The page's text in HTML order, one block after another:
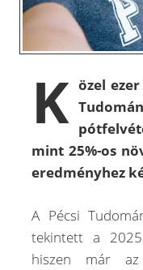
K özel
mint 25%-os
eredményhez
A Pécsi
tekintett a
hiszen már az